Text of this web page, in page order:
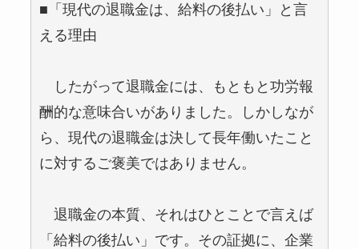
■「現代の退職金は、給料の後払い」と言
える理由
したがって退職金には、もともと功労報
酬的な意味合いがありました。しかしなが
ら、現代の退職金は決して長年働いたこと
に対するご褒美ではありません。
退職金の本質、それはひとことで言えば
「給料の後払い」です。その証拠に、企業